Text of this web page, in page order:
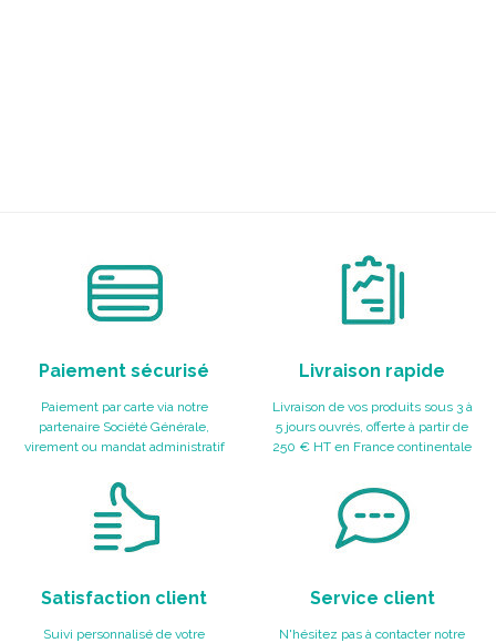
Paiement sécurisé
Paiement par carte via notre
partenaire Société Générale,
virement ou mandat administratif
Livraison rapide
Livraison de vos produits sous 3 à
5 jours ouvrés, offerte à partir de
250 € HT en France continentale
Satisfaction client
Suivi personnalisé de votre
Service client
N'hésitez pas à contacter notre